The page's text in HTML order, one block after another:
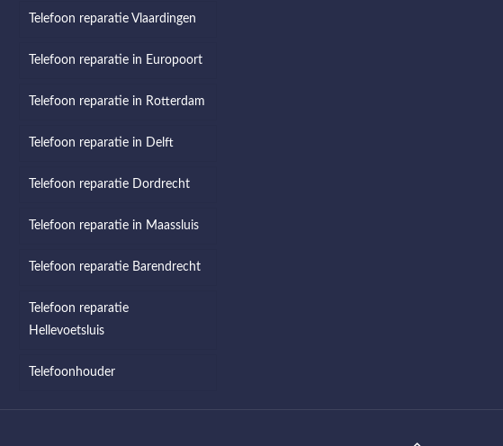
Telefoon reparatie Vlaardingen
Telefoon reparatie in Europoort
Telefoon reparatie in Rotterdam
Telefoon reparatie in Delft
Telefoon reparatie Dordrecht
Telefoon reparatie in Maassluis
Telefoon reparatie Barendrecht
Telefoon reparatie
Hellevoetsluis
Telefoonhouder